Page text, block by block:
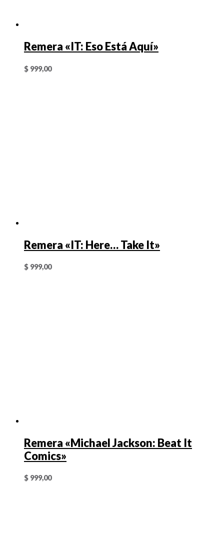
Remera «IT: Eso Está Aquí»
$ 999,00
Remera «IT: Here… Take It»
$ 999,00
Remera «Michael Jackson: Beat It
Comics»
$ 999,00